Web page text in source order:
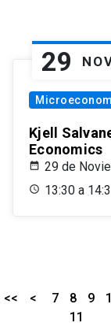
29
Kjell
Economics
29 de
13:30 a
<< < 7 8 9
11